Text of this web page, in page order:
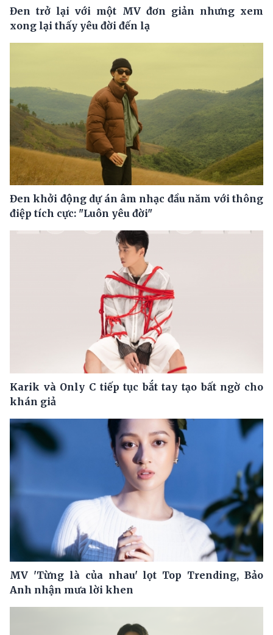
Đen trở lại với một MV đơn giản nhưng xem
xong lại thấy yêu đời đến lạ
Đen khởi động dự án âm nhạc đầu năm với thông
điệp tích cực: "Luôn yêu đời"
Karik và Only C tiếp tục bắt tay tạo bất ngờ cho
khán giả
MV 'Từng là của nhau' lọt Top Trending, Bảo
Anh nhận mưa lời khen